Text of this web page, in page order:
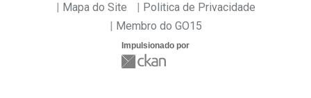
Mapa do Site
Politica de Privacidade
Membro do GO15
Impulsionado por